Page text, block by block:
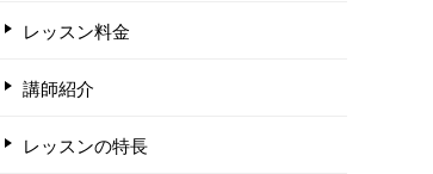
レッスン料金
講師紹介
レッスンの特長